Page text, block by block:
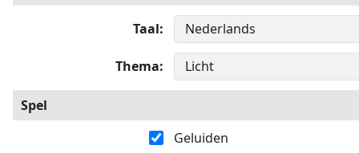
Taal
Thema
Spel
Geluiden